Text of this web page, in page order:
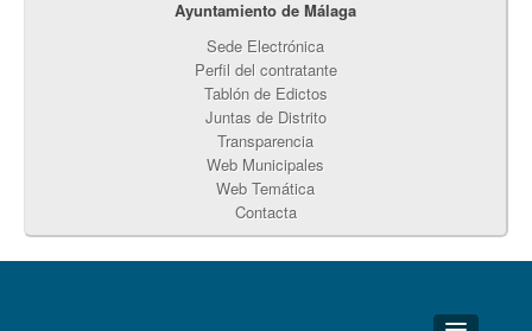
Ayuntamiento de Málaga
Sede Electrónica
Perfil del contratante
Tablón de Edictos
Juntas de Distrito
Transparencia
Web Municipales
Web Temática
Contacta